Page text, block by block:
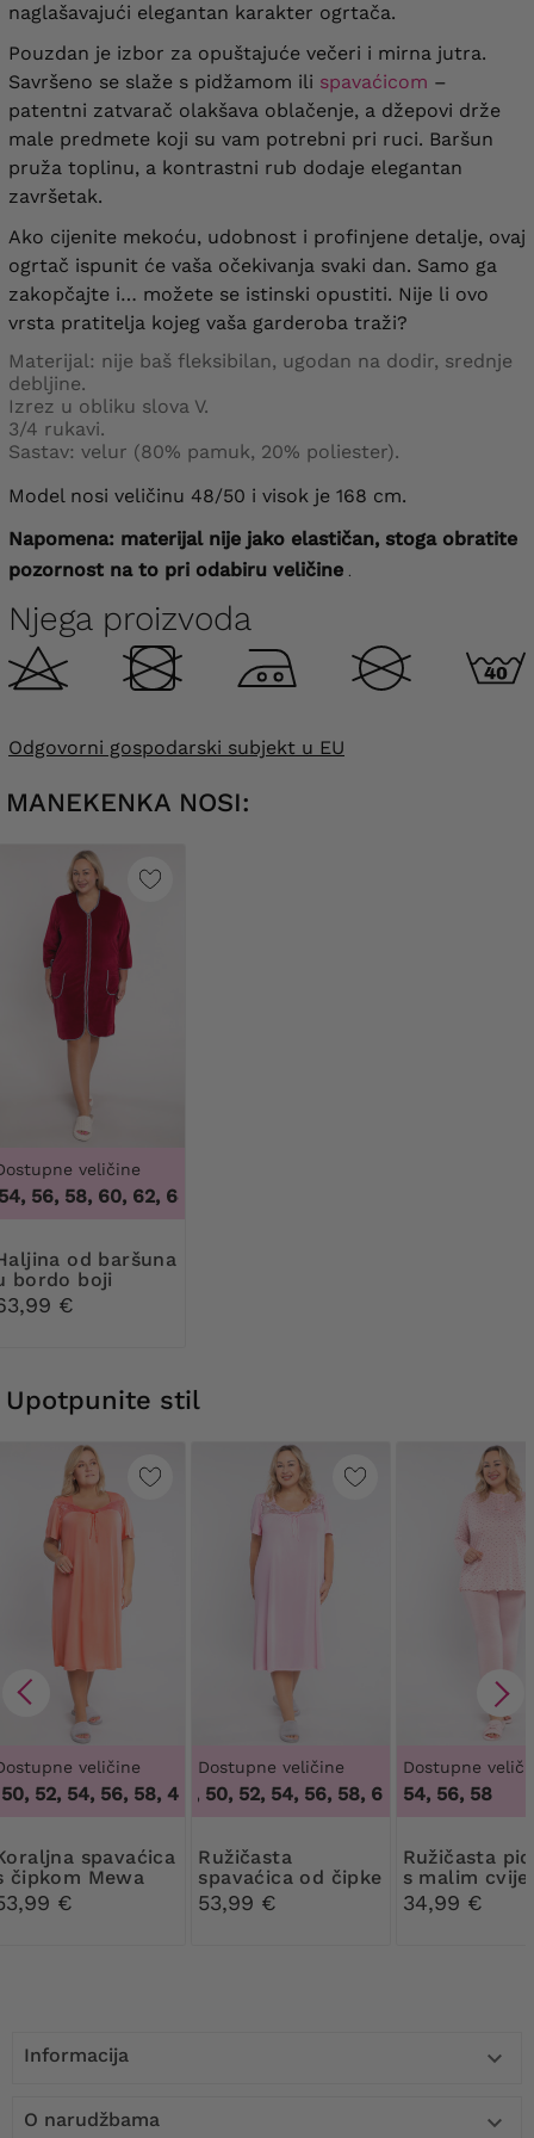
naglašavajući elegantan karakter ogrtača.
Pouzdan je izbor za opuštajuće večeri i mirna jutra.
Savršeno se slaže s pidžamom ili spavaćicom –
patentni zatvarač olakšava oblačenje, a džepovi drže
male predmete koji su vam potrebni pri ruci. Baršun
pruža toplinu, a kontrastni rub dodaje elegantan
završetak.
Ako cijenite mekoću, udobnost i profinjene detalje, ovaj
ogrtač ispunit će vaša očekivanja svaki dan. Samo ga
zakopčajte i… možete se istinski opustiti. Nije li ovo
vrsta pratitelja kojeg vaša garderoba traži?
Materijal: nije baš fleksibilan, ugodan na dodir, srednje
debljine.
Izrez u obliku slova V.
3/4 rukavi.
Sastav: velur (80% pamuk, 20% poliester).
Model nosi veličinu 48/50 i visok je 168 cm.
Napomena: materijal nije jako elastičan, stoga obratite
pozornost na to pri odabiru veličine .
Njega proizvoda
Odgovorni gospodarski subjekt u EU
MANEKENKA NOSI:
veličine
56, 58, 60, 62, 64, 66
bordo boji
€
Upotpunite stil
veličine
52, 54, 56, 58,46, 48, 50, 52, 54, 56, 58
čipkom Mewa
€
Dostupne veličine
46, 48, 50, 52, 54, 56, 58, 60, 62, 46, 48,
Ružičasta
spavaćica od čipke
Mewa
53,99 €
Dostupne
54, 56, 58
Ružičasta pidžama
s malim
34,99 €
Informacija 
O narudžbama 